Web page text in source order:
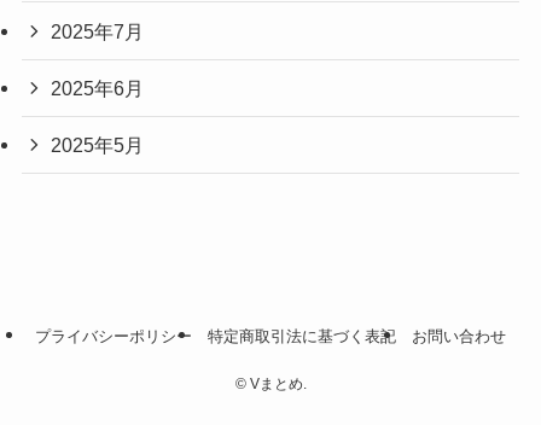
2025年7月
2025年6月
2025年5月
プライバシーポリシー 特定商取引法に基づく表記 お問い合わせ
©Vまとめ.